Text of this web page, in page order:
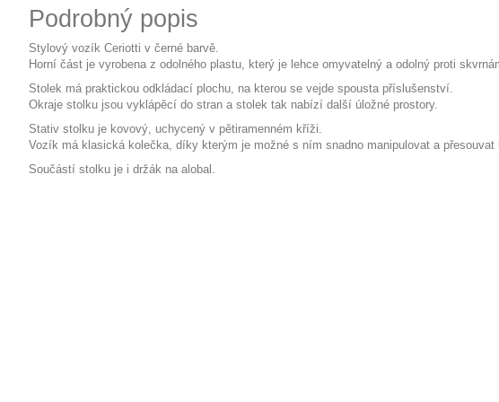
Podrobný popis
Stylový vozík Ceriotti v černé barvě.
Horní část je vyrobena z odolného plastu, který je lehce omyvatelný a odolný proti
Stolek má praktickou odkládací plochu, na kterou se vejde spousta příslušenství.
Okraje stolku jsou vyklápěcí do stran a stolek tak nabízí další úložné prostory.
Stativ stolku je kovový, uchycený v pětiramenném kříži.
Vozík má klasická kolečka, díky kterým je možné s ním snadno manipulovat a přesouvat
Součástí stolku je i držák na alobal.